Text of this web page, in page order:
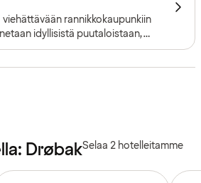
rannikkokaupunkiin
idyllisistä puutaloistaan,
Vain 40 minuutin
DrøbakSelaa 2 hotelleitamme